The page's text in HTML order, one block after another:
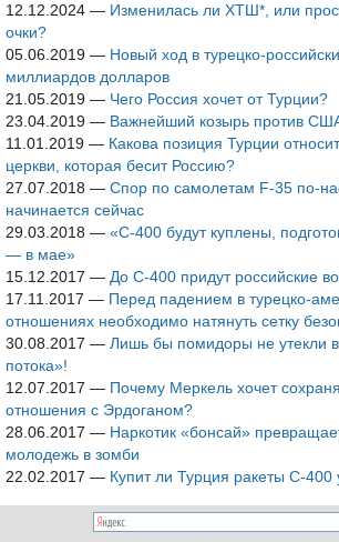
12.12.2024 — Изменилась ли ХТШ*, или
очки?
05.06.2019 — Новый ход в турецко-
миллиардов долларов
21.05.2019 — Чего Россия хочет от Турции?
23.04.2019 — Важнейший козырь против
11.01.2019 — Какова позиция Турции
церкви, которая бесит Россию?
27.07.2018 — Спор по самолетам F-35 по-
начинается сейчас
29.03.2018 — «С-400 будут куплены,
— в мае»
15.12.2017 — До С-400 придут российские
17.11.2017 — Перед падением в турецко-
отношениях необходимо натянуть сетку
30.08.2017 — Лишь бы помидоры не утекли в
потока»!
12.07.2017 — Почему Меркель хочет
отношения с Эрдоганом?
28.06.2017 — Наркотик «бонсай»
молодежь в зомби
22.02.2017 — Купит ли Турция ракеты C-400